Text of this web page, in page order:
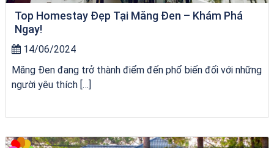
Top Homestay Đẹp Tại Măng Đen – Khám Phá
Ngay!
14/06/2024
Măng Đen đang trở thành điểm đến phổ biến đối với những
người yêu thích […]
tour ghép Hòn Khô